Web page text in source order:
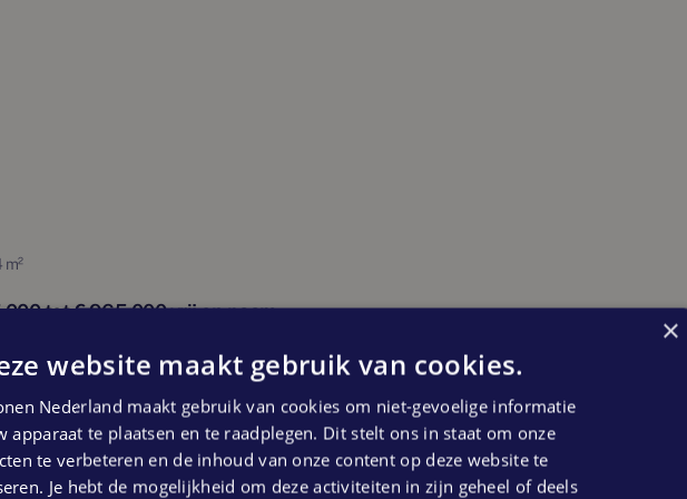
erfpacht, parkeren en
in producten en trends op het gebied
(ruime stelpost!), mooi
In overleg zijn diverse
naar jouw wensen kunnen uitvoeren.
Amsterdam) is van toepassing.
circa tussen € 6.700 en € 9.000 per
m²
tot € 965.000 vrij op naam
beschikbaar
×
website maakt gebruik van cookies.
Nederland maakt gebruik van cookies om niet-gevoelige informatie
apparaat te plaatsen en te raadplegen. Dit stelt ons in staat om onze
te verbeteren en de inhoud van onze content op deze website te
Je hebt de mogelijkheid om deze activiteiten in zijn geheel of deels